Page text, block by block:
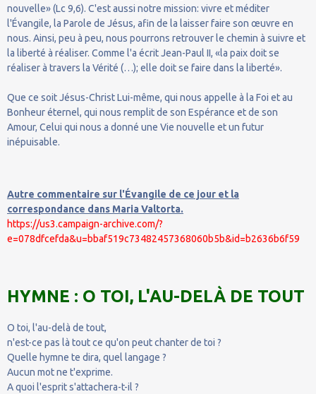
nouvelle» (Lc 9,6). C'est aussi notre mission: vivre et méditer
l'Évangile, la Parole de Jésus, afin de la laisser faire son œuvre en
nous. Ainsi, peu à peu, nous pourrons retrouver le chemin à suivre et
la liberté à réaliser. Comme l'a écrit Jean-Paul II, «la paix doit se
réaliser à travers la Vérité (…); elle doit se faire dans la liberté».
Que ce soit Jésus-Christ Lui-même, qui nous appelle à la Foi et au
Bonheur éternel, qui nous remplit de son Espérance et de son
Amour, Celui qui nous a donné une Vie nouvelle et un futur
inépuisable.
Autre commentaire sur l'Évangile de ce jour et la
correspondance dans Maria Valtorta.
https://us3.campaign-archive.com/?
e=078dfcefda&u=bbaf519c73482457368060b5b&id=b2636b6f59
HYMNE : O TOI, L'AU-DELÀ DE TOUT
O toi, l'au-delà de tout,
n'est-ce pas là tout ce qu'on peut chanter de toi ?
Quelle hymne te dira, quel langage ?
Aucun mot ne t'exprime.
A quoi l'esprit s'attachera-t-il ?